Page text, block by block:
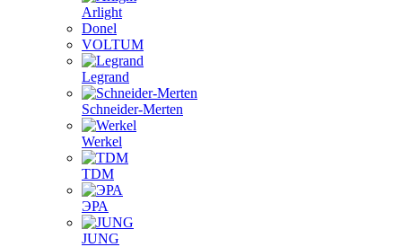
Arlight
Donel
VOLTUM
Legrand
Schneider-Merten
Werkel
TDM
ЭРА
JUNG